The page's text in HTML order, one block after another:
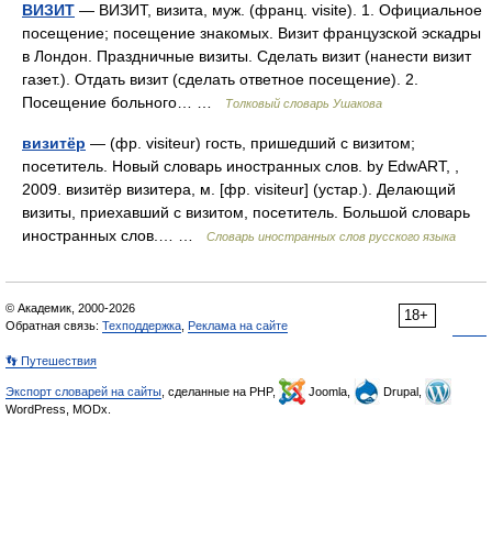
ВИЗИТ — ВИЗИТ, визита, муж. (франц. visite). 1. Официальное
посещение; посещение знакомых. Визит французской эскадры
в Лондон. Праздничные визиты. Сделать визит (нанести визит
газет.). Отдать визит (сделать ответное посещение). 2.
Посещение больного… …
Толковый словарь Ушакова
визитёр — (фр. visiteur) гость, пришедший с визитом;
посетитель. Новый словарь иностранных слов. by EdwART, ,
2009. визитёр визитера, м. [фр. visiteur] (устар.). Делающий
визиты, приехавший с визитом, посетитель. Большой словарь
иностранных слов.… …
Словарь иностранных слов русского языка
18+
© Академик, 2000-2026
Обратная связь: Техподдержка Реклама на сайте
👣 Путешествия
Экспорт словарей на сайты , сделанные на PHP, Joomla,
Drupal,
WordPress, MODx.